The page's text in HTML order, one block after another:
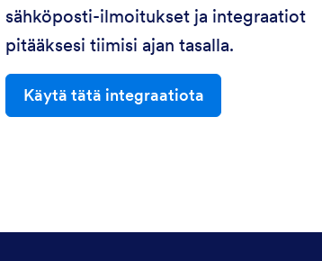
sähköposti-ilmoitukset ja integraatiot
pitääksesi tiimisi ajan tasalla.
Käytä tätä integraatiota